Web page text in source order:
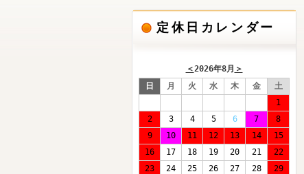
定休日カレンダー
＜2026年8月 ＞
日
月 火 水 木 金
土
1
2
3 4 5 6 7
8
9
10 11 12 13 14
15
16
17 18 19 20 21
22
23
24 25 26 27 28
29